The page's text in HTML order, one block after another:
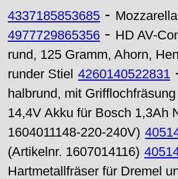
4337185853685 - Mozzarella
4977729865356 - HD AV-
rund, 125 Gramm, Ahorn,
runder Stiel 4260140522831
halbrund, mit Grifflochfräsung
14,4V Akku für Bosch 1,3Ah
1604011148-220-240V)
(Artikelnr. 1607014116)
Hartmetallfräser für Dremel